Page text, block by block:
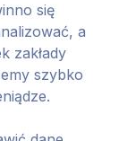
się
a
zakłady
szybko